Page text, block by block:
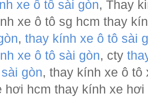
xe ô tô sài gòn, Thay
xe ô tô sg hcm thay
, thay kính xe ô tô sài
xe ô tô sài gòn, cty
gòn, thay kính xe ô
hơi hcm thay kính xe